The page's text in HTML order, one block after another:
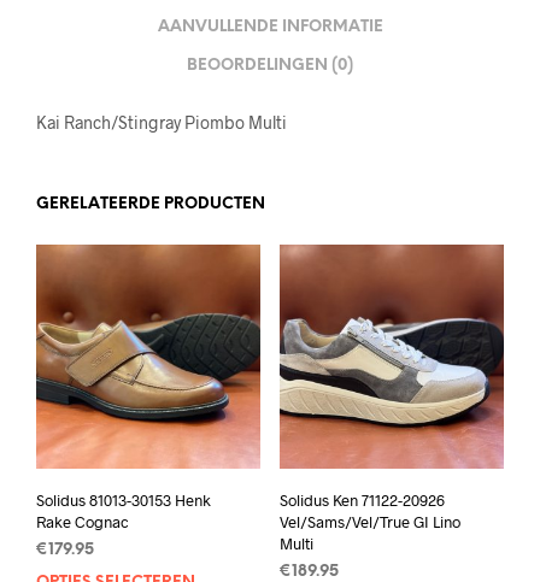
AANVULLENDE INFORMATIE
BEOORDELINGEN (0)
Kai Ranch/Stingray Piombo Multi
GERELATEERDE PRODUCTEN
Solidus 81013-30153 Henk
Rake Cognac
€ 179.95
Solidus Ken 71122-20926
Vel/Sams/Vel/True GI Lino
Multi
€ 189.95